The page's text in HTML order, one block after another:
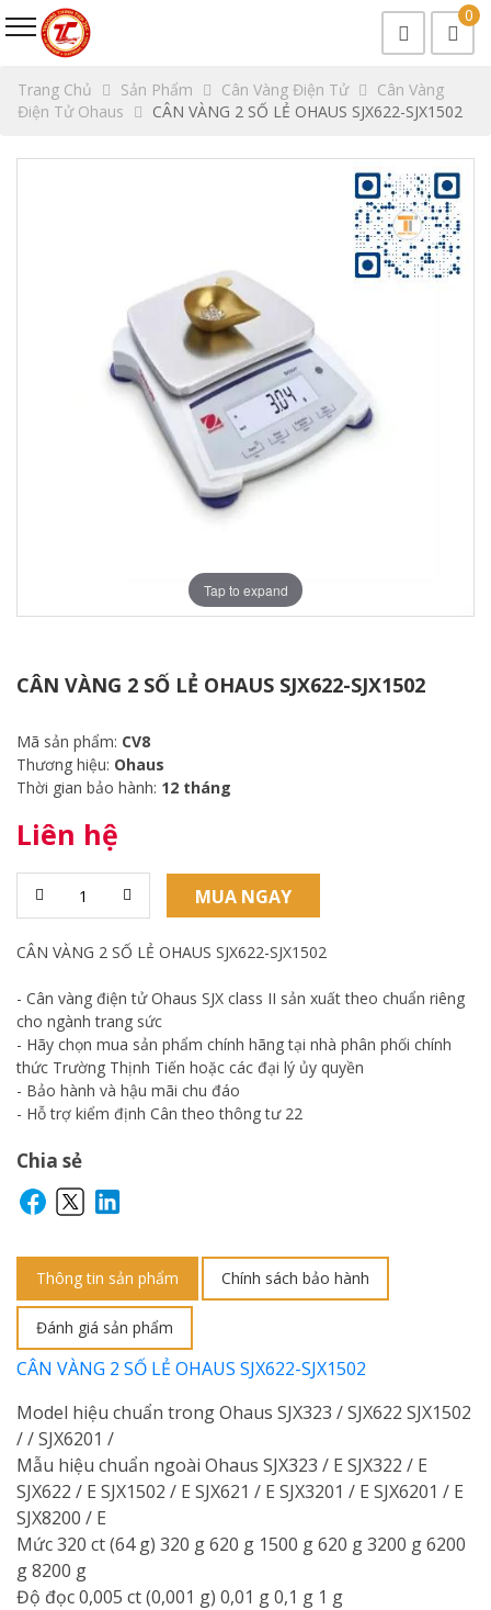
0
Trang Chủ Sản Phẩm Cân Vàng Điện Tử
Cân Vàng
Điện Tử Ohaus
CÂN VÀNG 2 SỐ LẺ OHAUS SJX622-SJX1502
Tap to expand
CÂN VÀNG 2 SỐ LẺ OHAUS SJX622-SJX1502
Mã sản phẩm: CV8
Thương hiệu: Ohaus
Thời gian bảo hành: 12 tháng
Liên hệ
MUA NGAY
CÂN VÀNG 2 SỐ LẺ OHAUS SJX622-SJX1502
- Cân vàng điện tử Ohaus SJX class II sản xuất theo chuẩn riêng
cho ngành trang sức
- Hãy chọn mua sản phẩm chính hãng tại nhà phân phối chính
thức Trường Thịnh Tiến hoặc các đại lý ủy quyền
- Bảo hành và hậu mãi chu đáo
- Hỗ trợ kiểm định Cân theo thông tư 22
Chia sẻ
Thông tin sản phẩm Chính sách bảo hành
Đánh giá sản phẩm
CÂN VÀNG 2 SỐ LẺ OHAUS SJX622-SJX1502
Model hiệu chuẩn trong Ohaus SJX323 / SJX622 SJX1502
/ / SJX6201 /
Mẫu hiệu chuẩn ngoài Ohaus SJX323 / E SJX322 / E
SJX622 / E SJX1502 / E SJX621 / E SJX3201 / E SJX6201 / E
SJX8200 / E
Mức 320 ct (64 g) 320 g 620 g 1500 g 620 g 3200 g 6200
g 8200 g
Độ đọc 0,005 ct (0,001 g) 0,01 g 0,1 g 1 g